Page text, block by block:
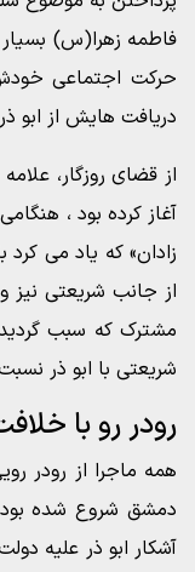
فاطمه زهرا(س)
حرکت اجتماعی
دریافت هایش از ابو
از قضای روزگار،
آغاز کرده بود ،
زادان» که یاد می کرد
از جانب شریعتی
مشترک که سبب
شریعتی با ابو ذر
رودر رو با
همه ماجرا از رودر
دمشق شروع شده بود
آشکار ابو ذر علیه